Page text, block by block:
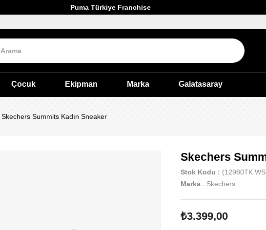
Puma Türkiye Franchise
Çocuk Ekipman Marka Galatasaray
Skechers Summits Kadın Sneaker
Skechers
Stok Kodu
(12980TK
Marka : Skechers
₺3.399,00